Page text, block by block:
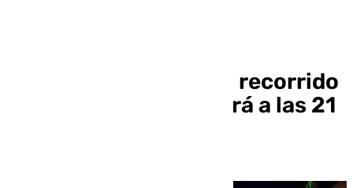
El Mayor Dolor amplía recorrido
de su armadilla y saldrá a las 21